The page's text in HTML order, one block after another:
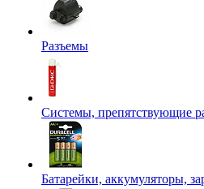
Разъемы
Системы, препятствующие
Батарейки, аккумуляторы,